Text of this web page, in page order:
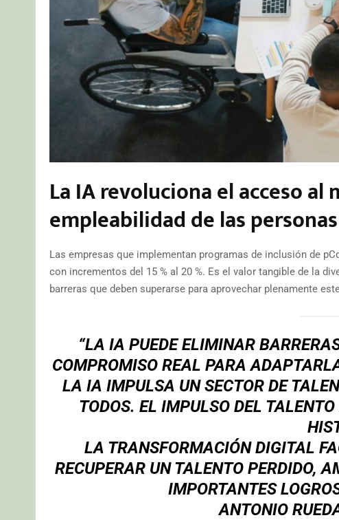
La IA revoluciona el acceso
empleabilidad de las
Las empresas que implementan programas de inclusión de
con incrementos del 15 % al 20 %. Es el valor tangible de la
barreras que deben superarse para aprovechar plenamente
“LA IA PUEDE ELIMINAR
COMPROMISO REAL PARA
LA IA IMPULSA UN SECTOR DE
TODOS. EL IMPULSO DEL
LA TRANSFORMACIÓN DIGITAL
RECUPERAR UN TALENTO PERDIDO,
IMPORTANTES
ANTONIO